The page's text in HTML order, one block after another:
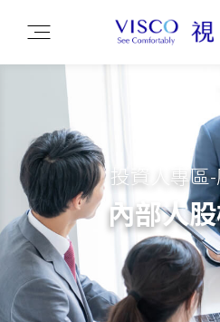
投資人專區
內部人